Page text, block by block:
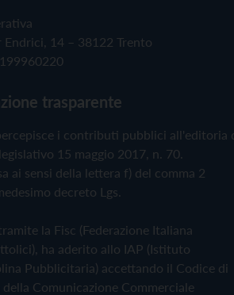
14 – 38122 Trento
trasparente
i contributi pubblici all'editoria
15 maggio 2017, n. 70.
ai sensi della lettera f) del comma 2
decreto Lgs.
la Fisc (Federazione Italiana
ha aderito allo IAP (Istituto
Pubblicitaria) accettando il Codice di
Comunicazione Commerciale